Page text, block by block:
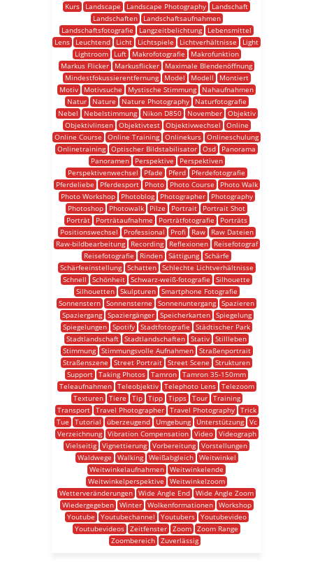
Kurs
Landscape Landscape Photography
Landschaft
Landschaften
Landschaftsaufnahmen
Landschaftsfotografie
Langzeitbelichtung
Lebensmittel
Lens
Leuchtend Licht Lichtspiele Lichtverhältnisse
Light
Lightroom
Luft Makrofotografie
Makrofunktion
Markus Flicker
Markusflicker
Maximale Blendenöffnung
Mindestfokussierentfernung
Model Modell
Montiert
Motiv
Motivsuche Mystische Stimmung
Nahaufnahmen
Natur
Nature Nature Photography
Naturfotografie
Nebel
Nebelstimmung Nikon D850 November
Objektiv
Objektivlinsen
Objektivtest Objektivwechsel
Online
Online Course
Online Training Onlinekurs Onlineschulung
Onlinetraining Optischer Bildstabilisator Osd
Panorama
Panoramen
Perspektive
Perspektiven
Perspektivenwechsel
Pfade Pferd
Pferdefotografie
Pferdeliebe
Pferdesport Photo Photo Course
Photo Walk
Photo Workshop
Photoblog Photographer
Photography
Photoshop
Photowalk Pilze Portrait
Portrait Shot
Porträt
Porträtaufnahme Porträtfotografie
Porträts
Positionswechsel
Professional Profi Raw
Raw Dateien
Raw-bildbearbeitung
Recording Reflexionen
Reisefotograf
Reisefotografie
Rinden Sättigung Schärfe
Schärfeeinstellung
Schatten
Schlechte Lichtverhältnisse
Schnell
Schönheit Schwarz-weiß-fotografie
Silhouette
Silhouetten
Skulpturen
Smartphone Fotografie
Sonnenstern Sonnensterne Sonnenuntergang Spazieren
Spaziergang
Spaziergänger Speicherkarten
Spiegelung
Spiegelungen Spotify Stadtfotografie
Städtischer Park
Stadtlandschaft Stadtlandschaften Stativ Stillleben
Stimmung
Stimmungsvolle Aufnahmen
Straßenportrait
Straßenszene
Street Portrait Street Scene
Strukturen
Support Taking Photos Tamron Tamron 35-150mm
Teleaufnahmen
Teleobjektiv Telephoto Lens
Telezoom
Texturen
Tiere Tip Tipp Tipps Tour
Training
Transport
Travel Photographer Travel Photography
Trick
Tue
Tutorial überzeugend Umgebung Unterstützung
Vc
Verzeichnung
Vibration Compensation Video
Videograph
Vielseitig Vignettierung Vorbereitung Vorstellungen
Waldwege
Walking Weißabgleich
Weitwinkel
Weitwinkelaufnahmen Weitwinkelende
Weitwinkelperspektive
Weitwinkelzoom
Wetterveränderungen Wide Angle End Wide Angle Zoom
Wiedergegeben
Winter Wolkenformationen
Workshop
Youtube
Youtubechannel Youtubers
Youtubevideo
Youtubevideos Zeitfenster Zoom Zoom Range
Zoombereich Zuverlässig